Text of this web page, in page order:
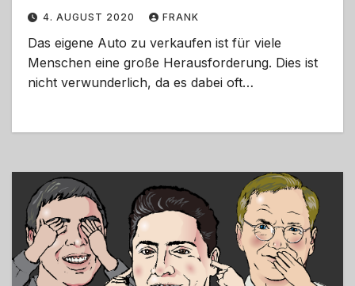
4. AUGUST 2020 FRANK
Das eigene Auto zu verkaufen ist für viele
Menschen eine große Herausforderung. Dies ist
nicht verwunderlich, da es dabei oft…